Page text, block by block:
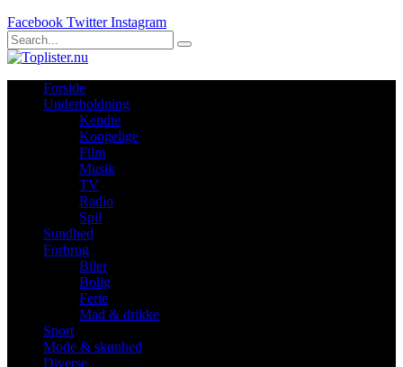
Facebook Twitter Instagram
Forside
Underholdning
Kendte
Kongelige
Film
Musik
TV
Radio
Spil
Sundhed
Forbrug
Biler
Bolig
Ferie
Mad & drikke
Sport
Mode & skønhed
Diverse